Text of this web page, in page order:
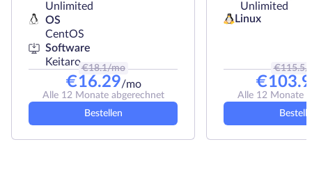
Unlimited
OS
CentOS
Software
Keitaro
€18.1/mo
€16.29/mo
Alle 12 Monate abgerechnet
Bestellen
Unlimited
Linux
€115.5/
€
Alle 12 Monate